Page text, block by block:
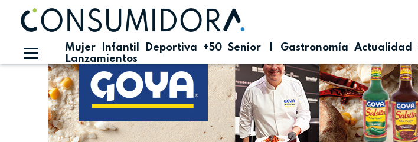
Mujer Infantil Deportiva +50 Senior | Gastronomía Actualidad
Lanzamientos